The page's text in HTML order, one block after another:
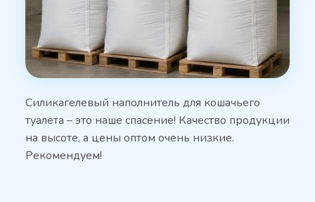
Силикагелевый наполнитель для кошачьего
туалета – это наше спасение! Качество продукции
на высоте, а цены оптом очень низкие.
Рекомендуем!